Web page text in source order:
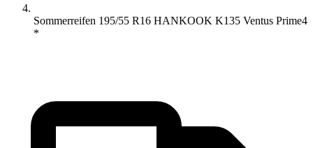
Sommerreifen 195/55 R16 HANKOOK K135 Ventus Prime4
*